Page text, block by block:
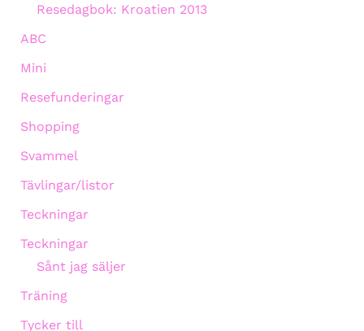
Resedagbok: Kroatien 2013
ABC
Mini
Resefunderingar
Shopping
Svammel
Tävlingar/listor
Teckningar
Teckningar
Sånt jag säljer
Träning
Tycker till